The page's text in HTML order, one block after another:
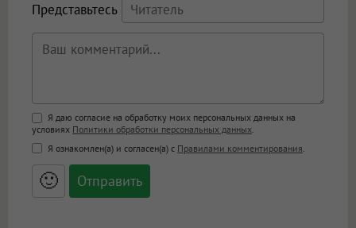
Представьтесь
Поддержка HTML
<b>, <strong>, <u>, <i>, <em>, <s>, <big>,
<small>, <sup>, <sub>, <pre>, <ul>, <ol>, <li>,
<blockquote>, <code> экранирует HTML,
адреса URL автоматически становятся
ссылками, и [img]адрес[/img] будет
Я даю согласие на обработку моих персональных данных на
условиях Политики обработки персональных данных
Я ознакомлен(а) и согласен(а) с Правилами комментирования
🙂